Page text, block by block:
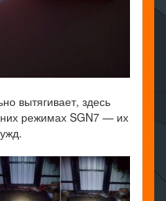
вытягивает, здесь
режимах SGN7 — их